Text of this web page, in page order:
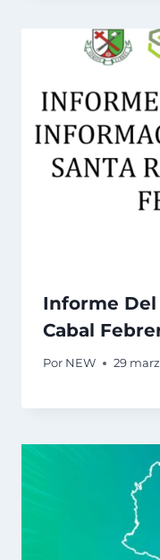
Informe Del
Cabal
Por NEW 29